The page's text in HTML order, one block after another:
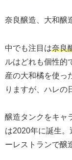
奈良醸造、大和醸
中でも注目は奈良
ルはどれも個性的
産の大和橘を使っ
りますが、ハレの
醸造タンクをキャ
は2020年に誕生。
ーレストランで醸